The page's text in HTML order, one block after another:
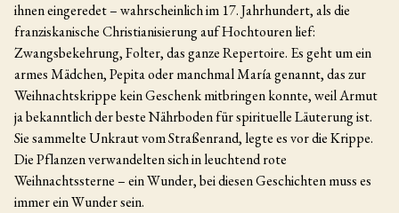
ihnen eingeredet – wahrscheinlich im 17. Jahrhundert, als die
franziskanische Christianisierung auf Hochtouren lief:
Zwangsbekehrung, Folter, das ganze Repertoire. Es geht um ein
armes Mädchen, Pepita oder manchmal María genannt, das zur
Weihnachtskrippe kein Geschenk mitbringen konnte, weil Armut
ja bekanntlich der beste Nährboden für spirituelle Läuterung ist.
Sie sammelte Unkraut vom Straßenrand, legte es vor die Krippe.
Die Pflanzen verwandelten sich in leuchtend rote
Weihnachtssterne – ein Wunder, bei diesen Geschichten muss es
immer ein Wunder sein.